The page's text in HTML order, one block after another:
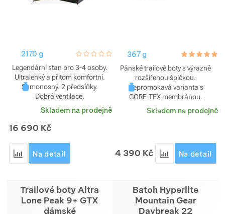
2170 g hodnoceni_zakazniku
0 / 5
Legendární stan pro 3-4 osoby.
Ultralehký a přitom komfortní.
Samonosný. 2 předsíňky.
Dobrá ventilace.
Skladem na prodejně
16 690 Kč
Přidat 'Stan MSR Hubba Hubba LT 3P' k porovnání
Na detail
367 g
5.0 / 5
Pánské trailové boty s výrazně
rozšířenou špičkou.
Nepromokavá varianta s
GORE-TEX membránou.
Skladem na prodejně
4 390 Kč Přidat 'Trailové
Na detail
Trailové boty Altra
Lone Peak 9+ GTX
dámské
Batoh Hyperlite
Mountain Gear
Daybreak 22